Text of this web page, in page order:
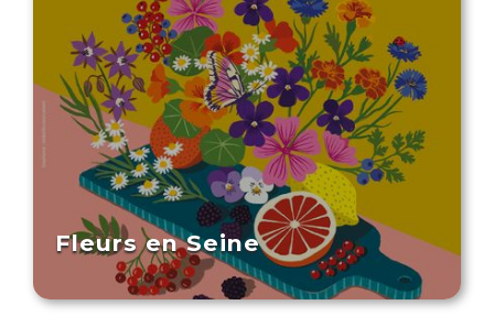
Fleurs en Seine